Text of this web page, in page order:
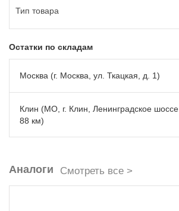
Тип товара
Остатки по складам
Москва (г. Москва, ул. Ткацкая, д. 1)
Клин (МО, г. Клин, Ленинградское шоссе
88 км)
Аналоги Смотреть все >